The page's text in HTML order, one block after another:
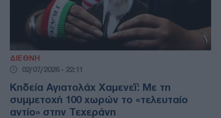
ΔΙΕΘΝΗ
02/07/2026 - 22:11
Κηδεία Αγιατολάχ Χαμενεΐ: Με τη
συμμετοχή 100 χωρών το «τελευταίο
αντίο» στην Τεχεράνη